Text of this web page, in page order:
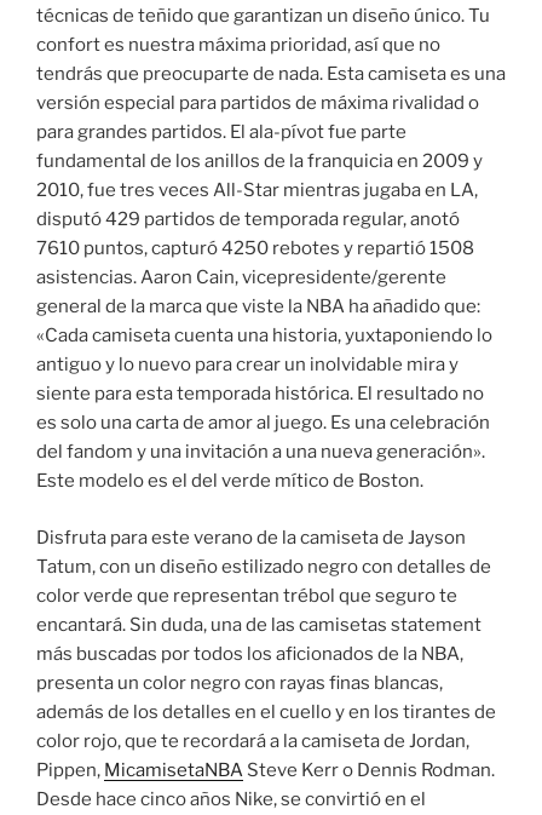
técnicas de teñido que garantizan un diseño único. Tu
confort es nuestra máxima prioridad, así que no
tendrás que preocuparte de nada. Esta camiseta es una
versión especial para partidos de máxima rivalidad o
para grandes partidos. El ala-pívot fue parte
fundamental de los anillos de la franquicia en 2009 y
2010, fue tres veces All-Star mientras jugaba en LA,
disputó 429 partidos de temporada regular, anotó
7610 puntos, capturó 4250 rebotes y repartió 1508
asistencias. Aaron Cain, vicepresidente/gerente
general de la marca que viste la NBA ha añadido que:
«Cada camiseta cuenta una historia, yuxtaponiendo lo
antiguo y lo nuevo para crear un inolvidable mira y
siente para esta temporada histórica. El resultado no
es solo una carta de amor al juego. Es una celebración
del fandom y una invitación a una nueva generación».
Este modelo es el del verde mítico de Boston.
Disfruta para este verano de la camiseta de Jayson
Tatum, con un diseño estilizado negro con detalles de
color verde que representan trébol que seguro te
encantará. Sin duda, una de las camisetas statement
más buscadas por todos los aficionados de la NBA,
presenta un color negro con rayas finas blancas,
además de los detalles en el cuello y en los tirantes de
color rojo, que te recordará a la camiseta de Jordan,
Pippen, MicamisetaNBA Steve Kerr o Dennis Rodman.
Desde hace cinco años Nike, se convirtió en el